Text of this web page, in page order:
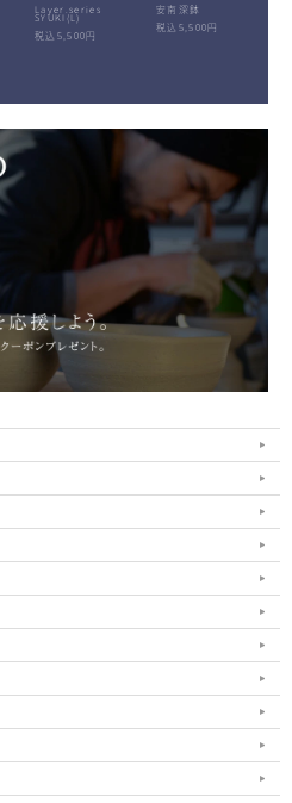
Layer.series
SYUKI(L)
税込5,500円
安南深鉢
税込5,500円